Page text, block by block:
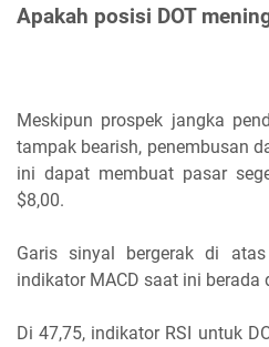
Apakah posisi DOT
Meskipun prospek jangka
tampak bearish, penembusan
ini dapat membuat pasar
$8,00.
Garis sinyal bergerak di
indikator MACD saat ini berada
Di 47,75, indikator RSI untuk